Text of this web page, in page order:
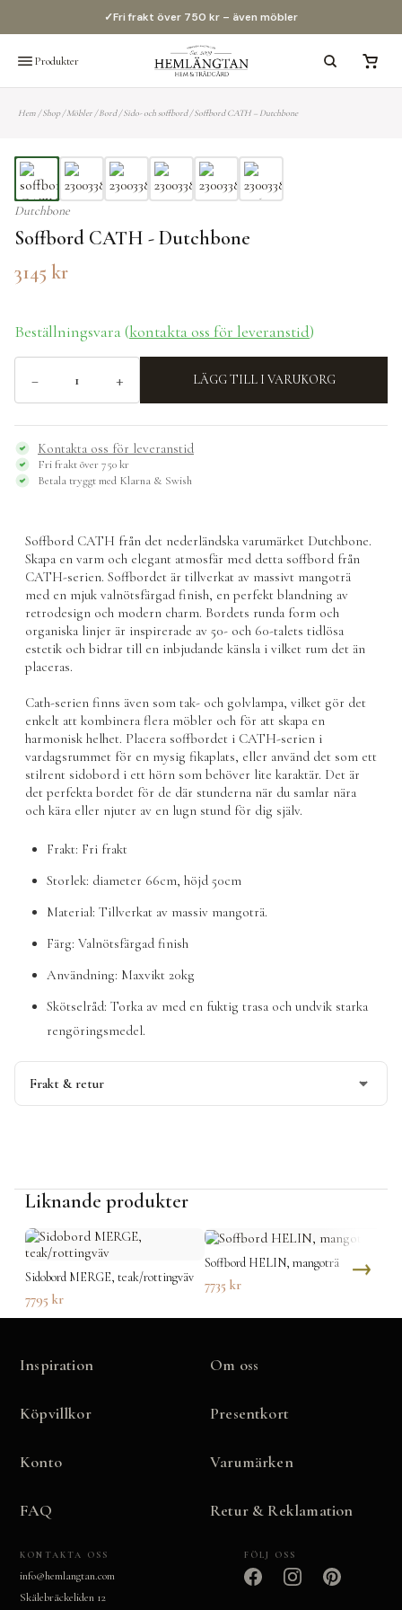
✓Fri frakt över 750 kr – även möbler
Produkter
Hem /Shop/Möbler /Bord/Sido- och soffbord/Soffbord CATH – Dutchbone
Dutchbone
Soffbord CATH - Dutchbone
3145 kr
Beställningsvara (kontakta oss för leveranstid)
Soffbord
CATH
-
Dutchbone
mängd
− + LÄGG TILL I VARUKORG
Kontakta oss för leveranstid
Fri frakt över 750 kr
Betala tryggt med Klarna & Swish
Soffbord CATH från det nederländska varumärket Dutchbone.
Skapa en varm och elegant atmosfär med detta soffbord från
CATH-serien. Soffbordet är tillverkat av massivt mangoträ
med en mjuk valnötsfärgad finish, en perfekt blandning av
retrodesign och modern charm. Bordets runda form och
organiska linjer är inspirerade av 50- och 60-talets tidlösa
estetik och bidrar till en inbjudande känsla i vilket rum det än
placeras.
Cath-serien finns även som tak- och golvlampa, vilket gör det
enkelt att kombinera flera möbler och för att skapa en
harmonisk helhet. Placera soffbordet i CATH-serien i
vardagsrummet för en mysig fikaplats, eller använd det som ett
stilrent sidobord i ett hörn som behöver lite karaktär. Det är
det perfekta bordet för de där stunderna när du samlar nära
och kära eller njuter av en lugn stund för dig själv.
Frakt: Fri frakt
Storlek: diameter 66cm, höjd 50cm
Material: Tillverkat av massiv mangoträ.
Färg: Valnötsfärgad finish
Användning: Maxvikt 20kg
Skötselråd: Torka av med en fuktig trasa och undvik starka
rengöringsmedel.
Frakt & retur
Liknande produkter
Sidobord MERGE, teak/rottingväv
7795 kr
Soffbord HELIN, mangoträ
7735 kr
Inspiration Om oss
Köpvillkor Presentkort
Konto Varumärken
FAQ Retur & Reklamation
KONTAKTA OSS
info@hemlangtan.com
Skälebräckeliden 12
FÖLJ OSS